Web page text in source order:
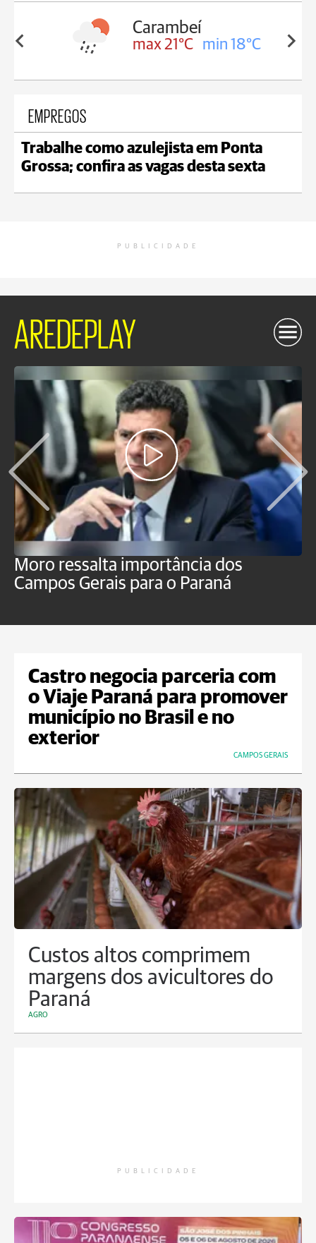
18°C
Carambeí
max 21°C min 18°C
EMPREGOS
Trabalhe como azulejista em Ponta
Grossa; confira as vagas desta sexta
PUBLICIDADE
AREDEPLAY
Moro ressalta importância dos
Campos Gerais para o Paraná
Castro negocia parceria com
o Viaje Paraná para promover
município no Brasil e no
exterior
CAMPOS GERAIS
Custos altos comprimem
margens dos avicultores do
Paraná
AGRO
PUBLICIDADE